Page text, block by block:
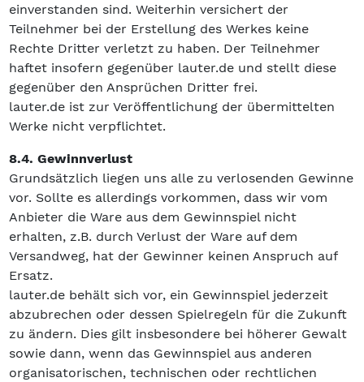
einverstanden sind. Weiterhin versichert der
Teilnehmer bei der Erstellung des Werkes keine
Rechte Dritter verletzt zu haben. Der Teilnehmer
haftet insofern gegenüber lauter.de und stellt diese
gegenüber den Ansprüchen Dritter frei.
lauter.de ist zur Veröffentlichung der übermittelten
Werke nicht verpflichtet.
8.4. Gewinnverlust
Grundsätzlich liegen uns alle zu verlosenden Gewinne
vor. Sollte es allerdings vorkommen, dass wir vom
Anbieter die Ware aus dem Gewinnspiel nicht
erhalten, z.B. durch Verlust der Ware auf dem
Versandweg, hat der Gewinner keinen Anspruch auf
Ersatz.
lauter.de behält sich vor, ein Gewinnspiel jederzeit
abzubrechen oder dessen Spielregeln für die Zukunft
zu ändern. Dies gilt insbesondere bei höherer Gewalt
sowie dann, wenn das Gewinnspiel aus anderen
organisatorischen, technischen oder rechtlichen